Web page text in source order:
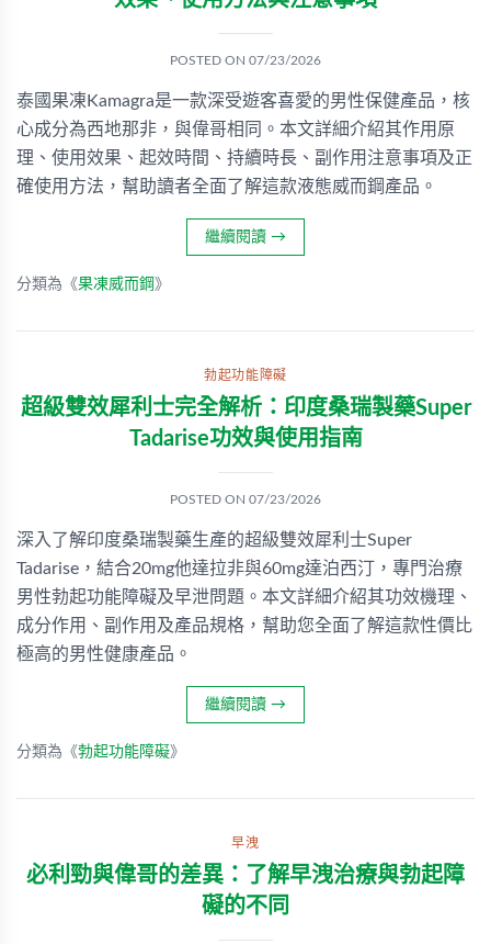
POSTED ON 07/23/2026
泰國果凍Kamagra是一款深受遊客喜愛的男性保健產品，核
心成分為西地那非，與偉哥相同。本文詳細介紹其作用原
理、使用效果、起效時間、持續時長、副作用注意事項及正
確使用方法，幫助讀者全面了解這款液態威而鋼產品。
繼續閱讀 →
分類為《果凍威而鋼 》
勃起功能障礙
超級雙效犀利士完全解析：印度桑瑞製藥Super
Tadarise功效與使用指南
POSTED ON 07/23/2026
深入了解印度桑瑞製藥生產的超級雙效犀利士Super
Tadarise，結合20mg他達拉非與60mg達泊西汀，專門治療
男性勃起功能障礙及早泄問題。本文詳細介紹其功效機理、
成分作用、副作用及產品規格，幫助您全面了解這款性價比
極高的男性健康產品。
繼續閱讀 →
分類為《勃起功能障礙》
早洩
必利勁與偉哥的差異：了解早洩治療與勃起障
礙的不同